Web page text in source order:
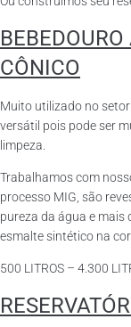
CÔNICO
Muito utilizado no
versátil pois pode ser
limpeza.
Trabalhamos com
processo MIG, são
pureza da água e mais
esmalte sintético na
500 LITROS – 4.300